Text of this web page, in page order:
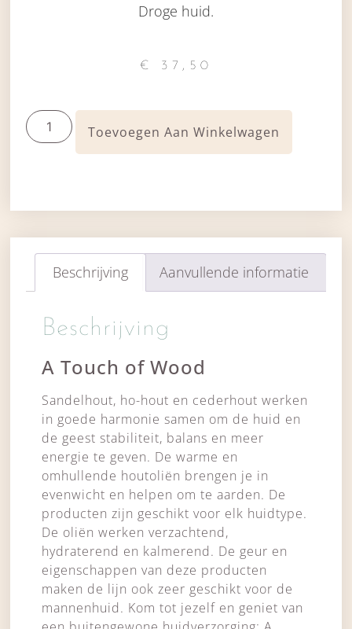
Droge huid.
€ 37,50
Toevoegen Aan Winkelwagen
Beschrijving Aanvullende informatie
Beschrijving
A Touch of Wood
Sandelhout, ho-hout en cederhout werken
in goede harmonie samen om de huid en
de geest stabiliteit, balans en meer
energie te geven. De warme en
omhullende houtoliën brengen je in
evenwicht en helpen om te aarden. De
producten zijn geschikt voor elk huidtype.
De oliën werken verzachtend,
hydraterend en kalmerend. De geur en
eigenschappen van deze producten
maken de lijn ook zeer geschikt voor de
mannenhuid. Kom tot jezelf en geniet van